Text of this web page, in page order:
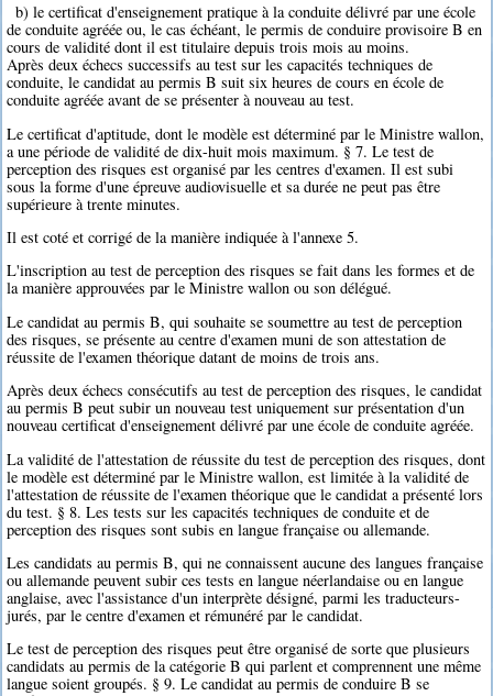
b) le certificat d'enseignement pratique à la conduite délivré par une école
de conduite agréée ou, le cas échéant, le permis de conduire provisoire B en
cours de validité dont il est titulaire depuis trois mois au moins.
Après deux échecs successifs au test sur les capacités techniques de
conduite, le candidat au permis B suit six heures de cours en école de
conduite agréée avant de se présenter à nouveau au test.
Le certificat d'aptitude, dont le modèle est déterminé par le Ministre wallon,
a une période de validité de dix-huit mois maximum. § 7. Le test de
perception des risques est organisé par les centres d'examen. Il est subi
sous la forme d'une épreuve audiovisuelle et sa durée ne peut pas être
supérieure à trente minutes.
Il est coté et corrigé de la manière indiquée à l'annexe 5.
L'inscription au test de perception des risques se fait dans les formes et de
la manière approuvées par le Ministre wallon ou son délégué.
Le candidat au permis B, qui souhaite se soumettre au test de perception
des risques, se présente au centre d'examen muni de son attestation de
réussite de l'examen théorique datant de moins de trois ans.
Après deux échecs consécutifs au test de perception des risques, le candidat
au permis B peut subir un nouveau test uniquement sur présentation d'un
nouveau certificat d'enseignement délivré par une école de conduite agréée.
La validité de l'attestation de réussite du test de perception des risques, dont
le modèle est déterminé par le Ministre wallon, est limitée à la validité de
l'attestation de réussite de l'examen théorique que le candidat a présenté lors
du test. § 8. Les tests sur les capacités techniques de conduite et de
perception des risques sont subis en langue française ou allemande.
Les candidats au permis B, qui ne connaissent aucune des langues française
ou allemande peuvent subir ces tests en langue néerlandaise ou en langue
anglaise, avec l'assistance d'un interprète désigné, parmi les traducteurs-
jurés, par le centre d'examen et rémunéré par le candidat.
Le test de perception des risques peut être organisé de sorte que plusieurs
candidats au permis de la catégorie B qui parlent et comprennent une même
langue soient groupés. § 9. Le candidat au permis de conduire B se